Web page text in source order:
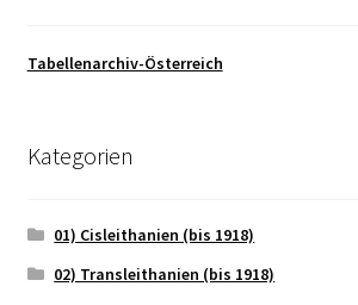
Tabellenarchiv-Österreich
Kategorien
01) Cisleithanien (bis 1918)
02) Transleithanien (bis 1918)